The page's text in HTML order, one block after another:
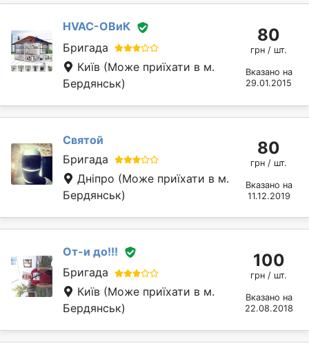
HVAC-ОВиК
Бригада
Київ (Може приїхати в м.
Бердянськ)
80
грн / шт.
Вказано на
29.01.2015
Святой
Бригада
Дніпро (Може приїхати в м.
Бердянськ)
80
грн / шт.
Вказано на
11.12.2019
От-и до!!!
Бригада
Київ (Може приїхати в м.
Бердянськ)
100
грн / шт.
Вказано на
22.08.2018